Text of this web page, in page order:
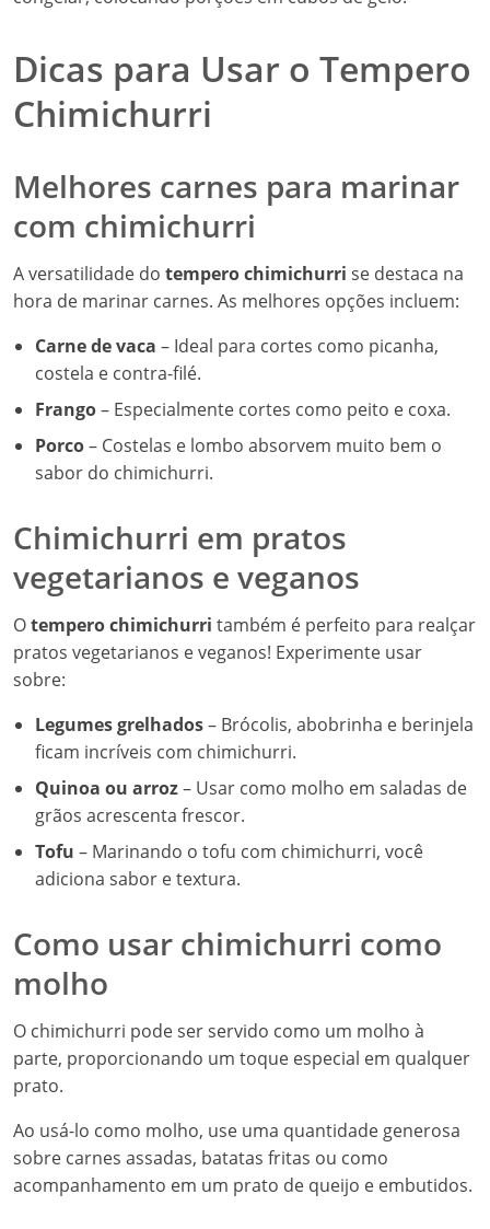
Dicas para Usar o Tempero
Chimichurri
Melhores carnes para marinar
com chimichurri
A versatilidade do tempero chimichurri se destaca na
hora de marinar carnes. As melhores opções incluem:
Carne de vaca – Ideal para cortes como picanha,
costela e contra-filé.
Frango– Especialmente cortes como peito e coxa.
Porco– Costelas e lombo absorvem muito bem o
sabor do chimichurri.
Chimichurri em pratos
vegetarianos e veganos
Otempero chimichurri também é perfeito para realçar
pratos vegetarianos e veganos! Experimente usar
sobre:
Legumes grelhados– Brócolis, abobrinha e berinjela
ficam incríveis com chimichurri.
Quinoa ou arroz– Usar como molho em saladas de
grãos acrescenta frescor.
Tofu – Marinando o tofu com chimichurri, você
adiciona sabor e textura.
Como usar chimichurri como
molho
O chimichurri pode ser servido como um molho à
parte, proporcionando um toque especial em qualquer
prato.
Ao usá-lo como molho, use uma quantidade generosa
sobre carnes assadas, batatas fritas ou como
acompanhamento em um prato de queijo e embutidos.